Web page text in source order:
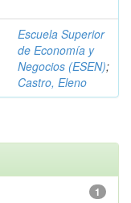
Escuela Superior
de Economía y
Negocios (ESEN);
Castro, Eleno
1